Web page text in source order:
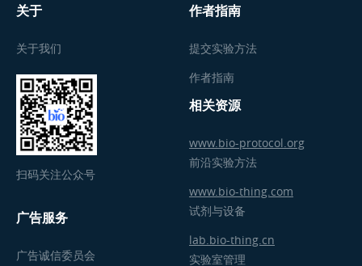
关于
关于我们
扫码关注公众号
广告服务
广告诚信委员会
作者指南
提交实验方法
作者指南
相关资源
www.bio-protocol.org
前沿实验方法
www.bio-thing.com
试剂与设备
lab.bio-thing.cn
实验室管理